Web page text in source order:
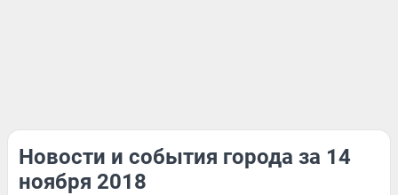
Новости и события города за 14
ноября 2018